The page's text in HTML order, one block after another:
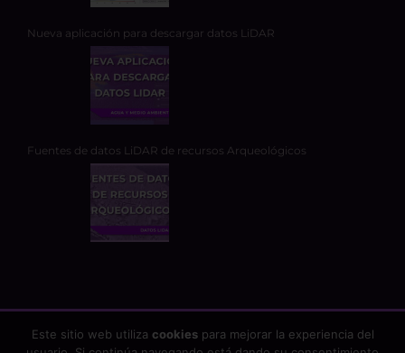
Nueva aplicación para descargar datos LiDAR
Fuentes de datos LiDAR de recursos Arqueológicos
Este sitio web utiliza cookiespara mejorar la experiencia del